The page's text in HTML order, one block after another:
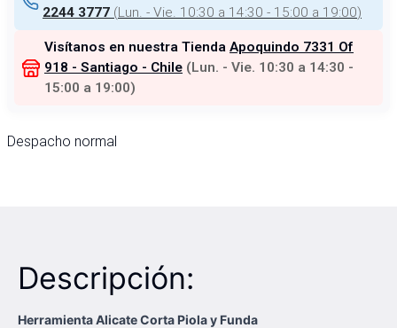
2244 3777 (Lun. - Vie. 10:30 a 14:30 - 15:00 a 19:00)
Visítanos en nuestra Tienda Apoquindo 7331 Of
918 - Santiago - Chile (Lun. - Vie. 10:30 a 14:30 -
15:00 a 19:00)
Despacho normal
Descripción:
Herramienta Alicate Corta Piola y Funda